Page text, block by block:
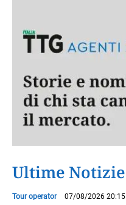
Ultime Notizie
Tour operator 07/08/2026 20:15